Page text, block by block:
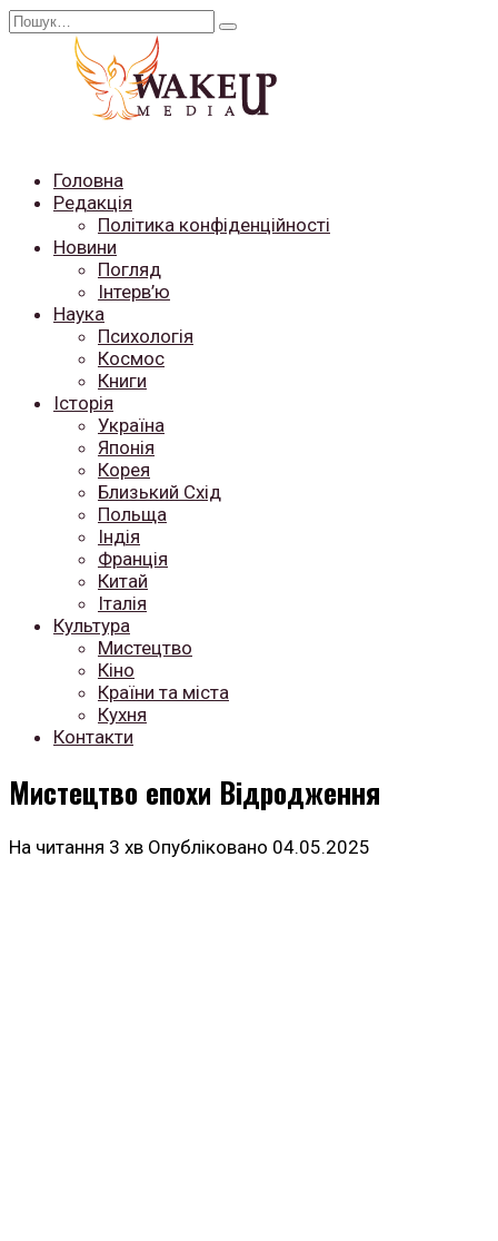
Перейти
Search
Головна
Редакція
Політика конфіденційності
Новини
Погляд
Інтерв’ю
Наука
Психологія
Космос
Книги
Історія
Україна
Японія
Корея
Близький Схід
Польща
Індія
Франція
Китай
Італія
Культура
Мистецтво
Кіно
Країни та міста
Кухня
Контакти
Мистецтво епохи Відродження
На читання 3 хв Опубліковано 04.05.2025